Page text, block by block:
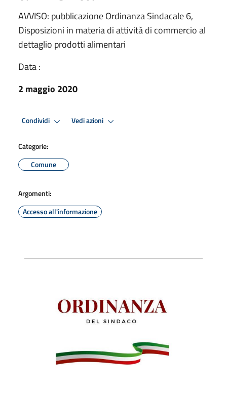
AVVISO: pubblicazione Ordinanza Sindacale 6,
Disposizioni in materia di attività di commercio al
dettaglio prodotti alimentari
Data :
2 maggio 2020
Condividi Vedi azioni
Categorie:
Comune
Argomenti:
Accesso all'informazione